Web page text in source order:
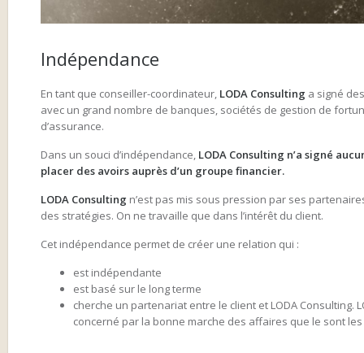
Indépendance
En tant que conseiller-coordinateur, LODA Consulting a signé
avec un grand nombre de banques, sociétés de gestion de
d’assurance.
Dans un souci d’indépendance, LODA Consulting n’a signé
placer des avoirs auprès d’un groupe financier.
LODA Consulting n’est pas mis sous pression par ses
des stratégies. On ne travaille que dans l’intérêt du client.
Cet indépendance permet de créer une relation qui :
est indépendante
est basé sur le long terme
cherche un partenariat entre le client et LODA Consulting.
concerné par la bonne marche des affaires que le sont